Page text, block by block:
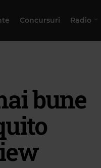
Concursuri Radio
bune